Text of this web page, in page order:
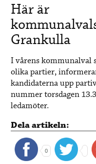
Här är
Grankulla
I vårens kommunalval
olika partier,
kandidaterna upp
nummer torsdagen
ledamöter.
Dela artikeln:
0